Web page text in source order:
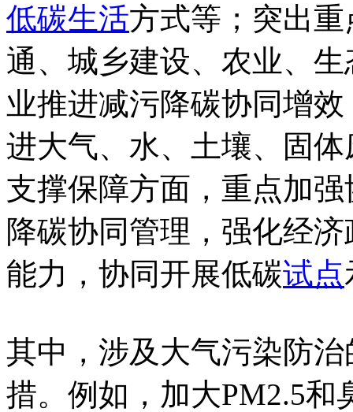
低碳生活方式等；突出
通、城乡建设、农业、
业推进减污降碳协同增
进大气、水、土壤、固
支撑保障方面，重点加
降碳协同管理，强化经
能力，协同开展低碳试点
其中，涉及大气污染防
措。例如，加大PM2.5和